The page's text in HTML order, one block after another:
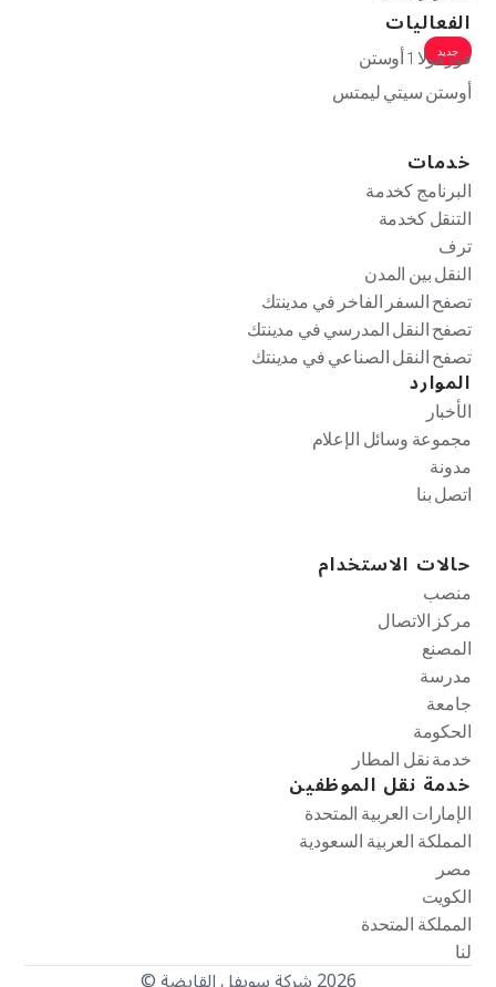
الفعاليات
جديد
فورمولا 1 أوستن
أوستن سيتي ليمتس
خدمات
البرنامج كخدمة
التنقل كخدمة
ترف
النقل بين المدن
تصفح السفر الفاخر في مدينتك
تصفح النقل المدرسي في مدينتك
تصفح النقل الصناعي في مدينتك
الموارد
الأخبار
مجموعة وسائل الإعلام
مدونة
اتصل بنا
حالات الاستخدام
منصب
مركز الاتصال
المصنع
مدرسة
جامعة
الحكومة
خدمة نقل المطار
خدمة نقل الموظفين
الإمارات العربية المتحدة
المملكة العربية السعودية
مصر
الكويت
المملكة المتحدة
لنا